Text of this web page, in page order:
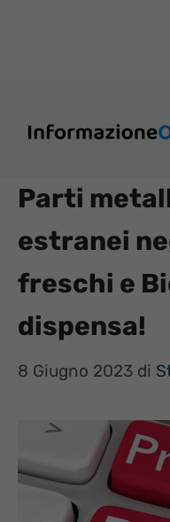
Parti
estranei
freschi e
dispensa!
8 Giugno 2023 di